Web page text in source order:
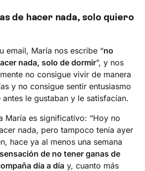
de hacer nada, solo quiero
email, María nos escribe “no
nada, solo de dormir”, y nos
no consigue vivir de manera
y no consigue sentir entusiasmo
le gustaban y le satisfacían.
María es significativo: “Hoy no
nada, pero tampoco tenía ayer
hace ya al menos una semana
de no tener ganas de
día a día y, cuanto más